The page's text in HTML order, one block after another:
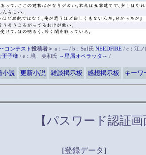
コンテスト投稿者＞ a：― / b：SuI氏 NEEDFIRE / c：江
王子様 / e：境 美和氏 ～星屑オペラッタ～ /
小説 更新小説 雑談掲示板 感想掲示板 キーワ
【パスワード認証画
[登録データ]